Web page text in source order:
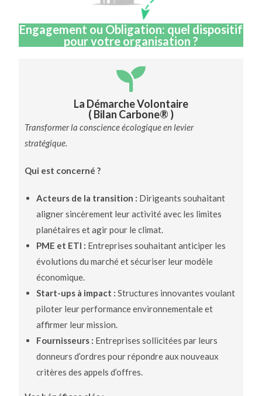
Engagement ou Obligation: quel dispositif
pour votre organisation ?
La Démarche Volontaire
( Bilan Carbone® )
Transformer la conscience écologique en levier
stratégique.
Qui est concerné ?
Acteurs de la transition : Dirigeants souhaitant
aligner sincèrement leur activité avec les limites
planétaires et agir pour le climat.
PME et ETI : Entreprises souhaitant anticiper les
évolutions du marché et sécuriser leur modèle
économique.
Start-ups à impact : Structures innovantes voulant
piloter leur performance environnementale et
affirmer leur mission.
Fournisseurs : Entreprises sollicitées par leurs
donneurs d’ordres pour répondre aux nouveaux
critères des appels d’offres.